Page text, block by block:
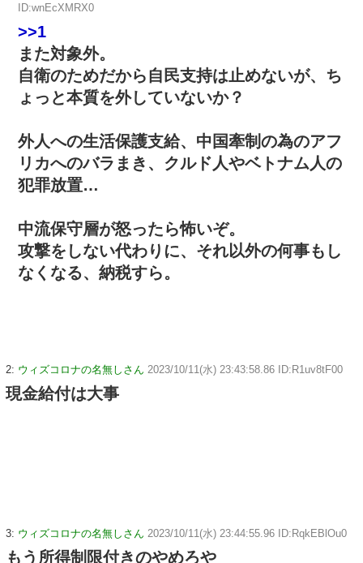
ID:wnEcXMRX0
>>1
また対象外。
自衛のためだから自民支持は止めないが、ち
ょっと本質を外していないか？
外人への生活保護支給、中国牽制の為のアフ
リカへのバラまき、クルド人やベトナム人の
犯罪放置…
中流保守層が怒ったら怖いぞ。
攻撃をしない代わりに、それ以外の何事もし
なくなる、納税すら。
2: ウィズコロナの名無しさん 2023/10/11(水) 23:43:58.86 ID:R1uv8tF00
現金給付は大事
3: ウィズコロナの名無しさん 2023/10/11(水) 23:44:55.96 ID:RqkEBlOu0
もう所得制限付きのやめろや